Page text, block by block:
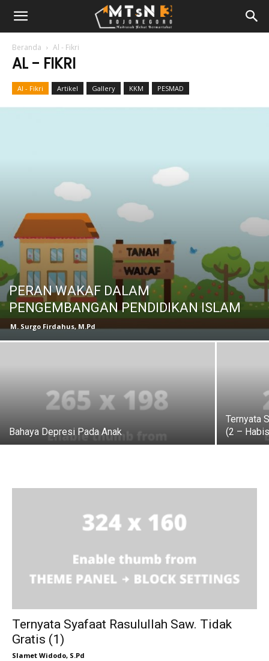
Beranda Al - Fikri
AL - FIKRI
Al - Fikri Artikel Gallery KKM PESMAD
PERAN WAKAF DALAM
PENGEMBANGAN PENDIDIKAN ISLAM
M. Surgo Firdahus, M.Pd
Bahaya Depresi Pada Anak
Ternyata
(2 –
Ternyata Syafaat Rasulullah Saw. Tidak
Gratis (1)
Slamet Widodo, S.Pd